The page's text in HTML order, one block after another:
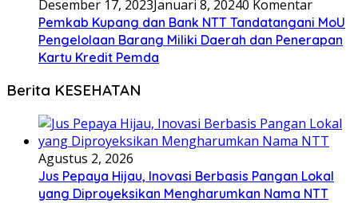
Desember 17, 2023Januari 8, 20240 Komentar
Pemkab Kupang dan Bank NTT Tandatangani MoU
Pengelolaan Barang Miliki Daerah dan Penerapan
Kartu Kredit Pemda
Berita KESEHATAN
Agustus 2, 2026
Jus Pepaya Hijau, Inovasi Berbasis Pangan Lokal
yang Diproyeksikan Mengharumkan Nama NTT